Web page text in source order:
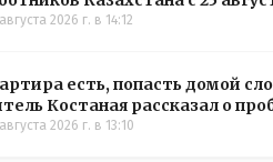
2026 г. в 14:12
есть, попасть домой
Костаная рассказал о
2026 г. в 13:10